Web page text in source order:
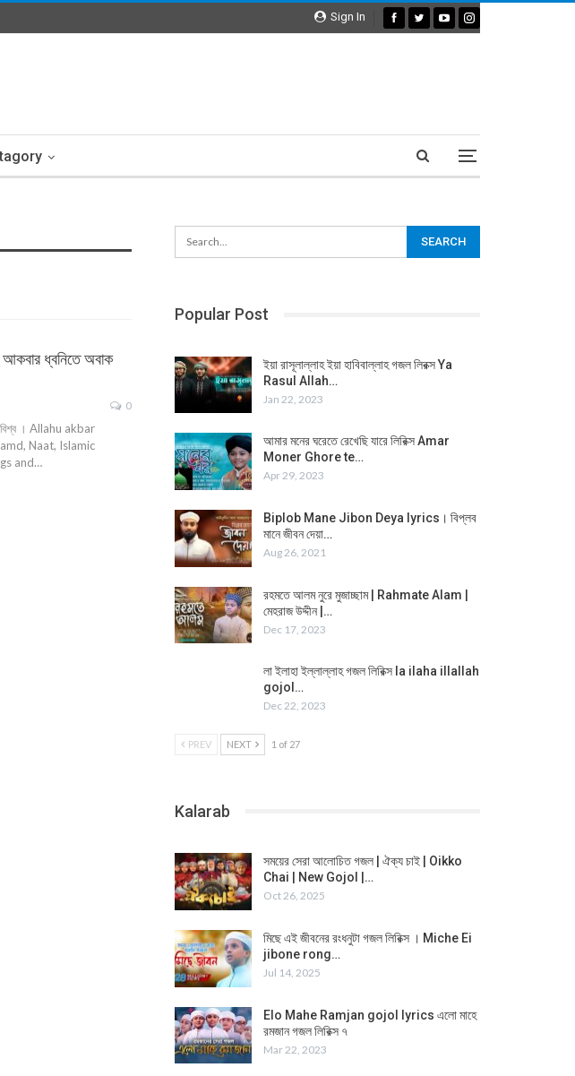
Sign In
ধ্বনিতে অবাক
0
। Allahu akbar
Naat, Islamic
and…
Popular Post
ইয়া রাসূলাল্লাহ ইয়া হাবিবাল্লাহ গজল লিরক্স Ya
Rasul Allah…
Jan 22, 2023
আমার মনের ঘরেতে রেখেছি যারে লিরিক্স Amar
Moner Ghore te…
Apr 29, 2023
Biplob Mane Jibon Deya lyrics। বিপ্লব
মানে জীবন দেয়া…
Aug 26, 2021
রহমতে আলম নুরে মুজাচ্ছাম | Rahmate Alam |
মেহরাজ উদ্দীন |…
Dec 17, 2023
লা ইলাহা ইল্লাল্লাহ গজল লিরিক্স la ilaha illallah
gojol…
Dec 22, 2023
PREV NEXT 1 of 27
Kalarab
সময়ের সেরা আলোচিত গজল | ঐক্য চাই | Oikko
Chai | New Gojol |…
Oct 26, 2025
মিছে এই জীবনের রংধনুটা গজল লিরিক্স । Miche Ei
jibone rong…
Jul 14, 2025
Elo Mahe Ramjan gojol lyrics এলো মাহে
রমজান গজল লিরিক্স ৭
Mar 22, 2023